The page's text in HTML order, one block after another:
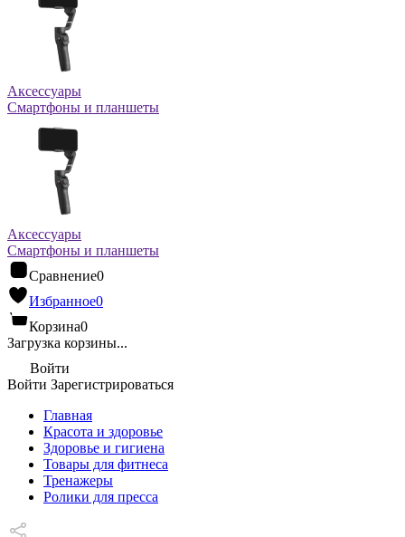
Аксессуары
Смартфоны и планшеты
Аксессуары
Смартфоны и планшеты
Сравнение0
Избранное0
Корзина0
Загрузка корзины...
Войти
Войти Зарегистрироваться
Главная
Красота и здоровье
Здоровье и гигиена
Товары для фитнеса
Тренажеры
Ролики для пресса